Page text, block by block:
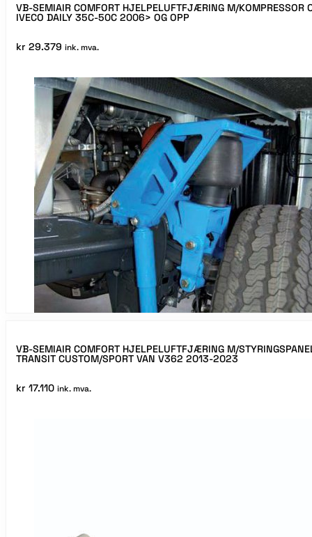
VB-SEMIAIR COMFORT HJELPELUFTFJÆRING M/KOMPRESSOR
IVECO DAILY 35C-50C 2006> OG OPP
kr 29.379 ink. mva.
VB-SEMIAIR COMFORT HJELPELUFTFJÆRING M/
TRANSIT CUSTOM/SPORT VAN V362 2013-2023
kr 17.110 ink. mva.